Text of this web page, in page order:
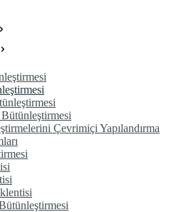
Çevrimiçi Yapılandırma